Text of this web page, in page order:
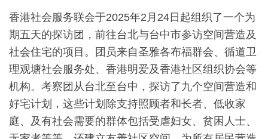
香港社会服务联会于2025年2月24日起组织了一个为
期五天的探访团，前往台北与台中市参访空间营造及
社会住宅的项目。团员来自圣雅各布福群会、循道卫
理观塘社会服务处、香港明爱及香港社区组织协会等
机构。考察团从台北至台中，探访了九个空间营造和
好宅计划，这些计划除支持照顾者和长者、低收家
庭、及有社会需要的群体包括受虐妇女、贫困人士、